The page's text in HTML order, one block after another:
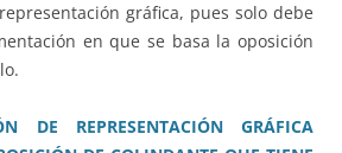
gráfica, pues solo debe
en que se basa la oposición
DE REPRESENTACIÓN GRÁFICA